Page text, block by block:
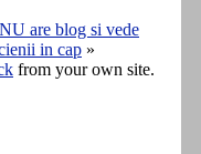
are blog si vede
in cap »
from your own site.